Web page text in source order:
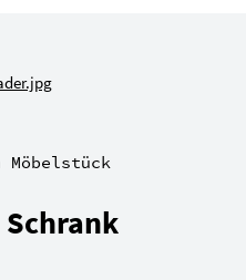
Möbelstück